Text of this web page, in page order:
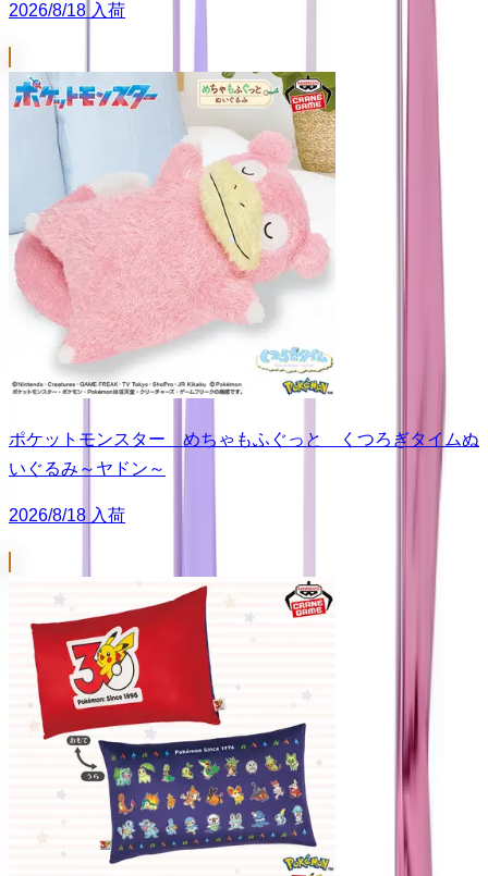
2026/8/18 入荷
ポケットモンスター めちゃもふぐっと くつろぎタイムぬ
いぐるみ～ヤドン～
2026/8/18 入荷